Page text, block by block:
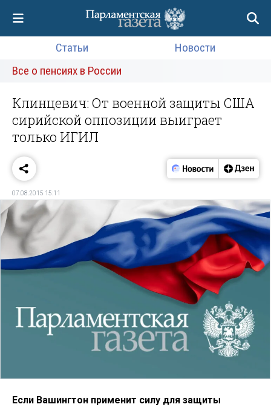
Статьи
Новости
Все о пенсиях в России
Клинцевич: От военной защиты США
сирийской оппозиции выиграет
только ИГИЛ
07.08.2015 15:11
Если Вашингтон применит силу для защиты